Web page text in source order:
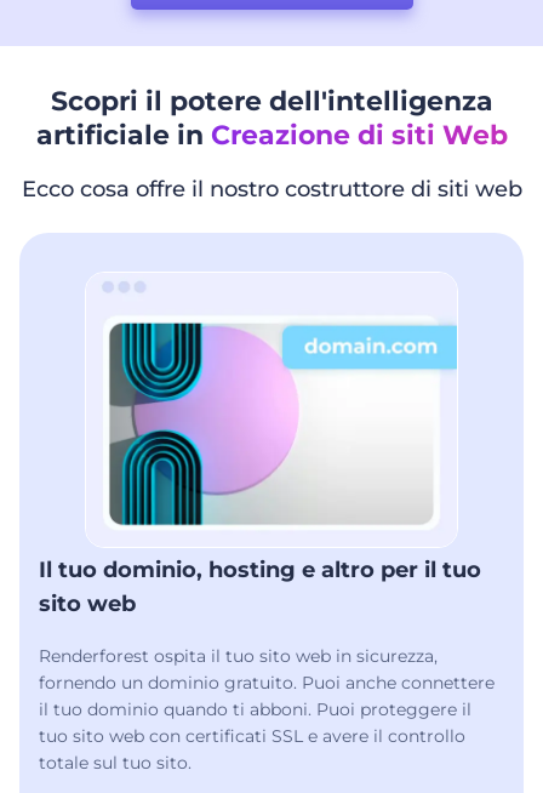
Scopri il potere dell'intelligenza
artificiale in Creazione di siti Web
Ecco cosa offre il nostro costruttore di siti web
Il tuo dominio, hosting e altro per il tuo
sito web
Renderforest ospita il tuo sito web in sicurezza,
fornendo un dominio gratuito. Puoi anche connettere
il tuo dominio quando ti abboni. Puoi proteggere il
tuo sito web con certificati SSL e avere il controllo
totale sul tuo sito.